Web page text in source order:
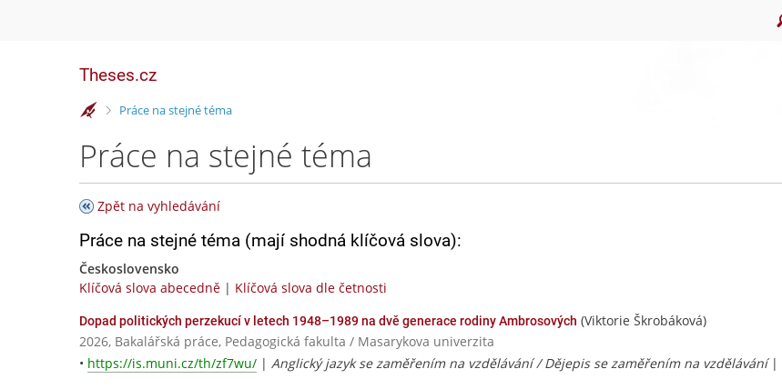
Theses.cz
>Práce na stejné téma
Práce na stejné téma
Zpět na vyhledávání
Práce na stejné téma (mají shodná klíčová slova):
Československo
Klíčová slova abecedně | Klíčová slova dle četnosti
Dopad politických perzekucí v letech 1948–1989 na dvě generace rodiny Ambrosových (Viktorie Škrobáková)
2026, Bakalářská práce, Pedagogická fakulta / Masarykova univerzita
• https://is.muni.cz/th/zf7wu/ | Anglický jazyk se zaměřením na vzdělávání / Dějepis se zaměřením na vzdělávání|